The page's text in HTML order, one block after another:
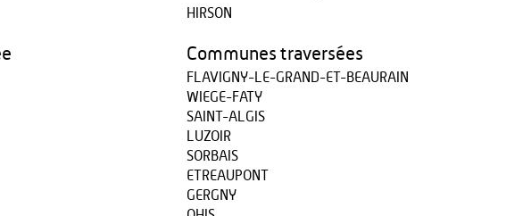
HIRSON
Communes traversées
FLAVIGNY-LE-GRAND-ET-BEAURAIN
WIEGE-FATY
SAINT-ALGIS
LUZOIR
SORBAIS
ETREAUPONT
GERGNY